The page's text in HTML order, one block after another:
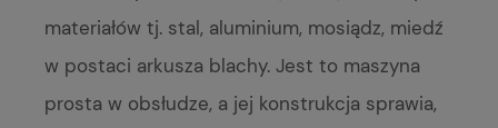
materiałów tj. stal, aluminium, mosiądz, miedź
w postaci arkusza blachy. Jest to maszyna
prosta w obsłudze, a jej konstrukcja sprawia,